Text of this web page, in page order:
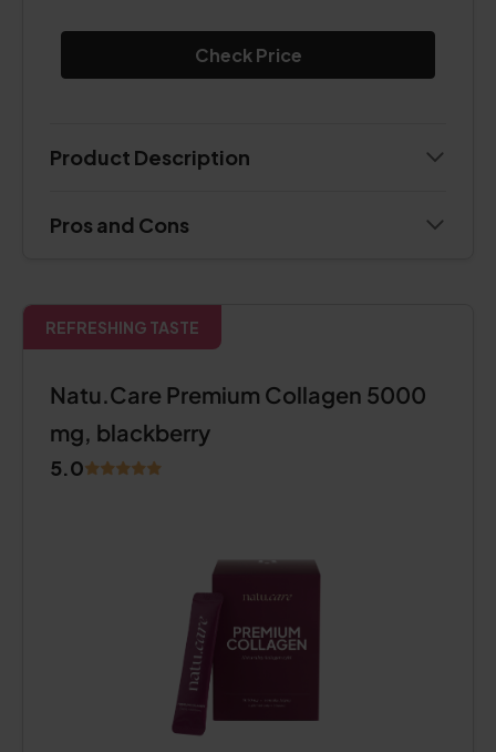
Check Price
Product Description
Pros and Cons
REFRESHING TASTE
Natu.Care Premium Collagen 5000
mg, blackberry
5.0